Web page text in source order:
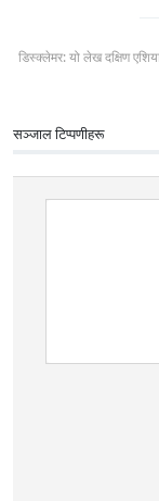
डिस्क्लेमर: यो लेख दक्षिण
सञ्जाल टिप्पणीहरू